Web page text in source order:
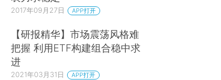
2017年09月27日 APP打开
【研报精华】市场震荡风格难
把握 利用ETF构建组合稳中求
进
2021年03月31日 APP打开